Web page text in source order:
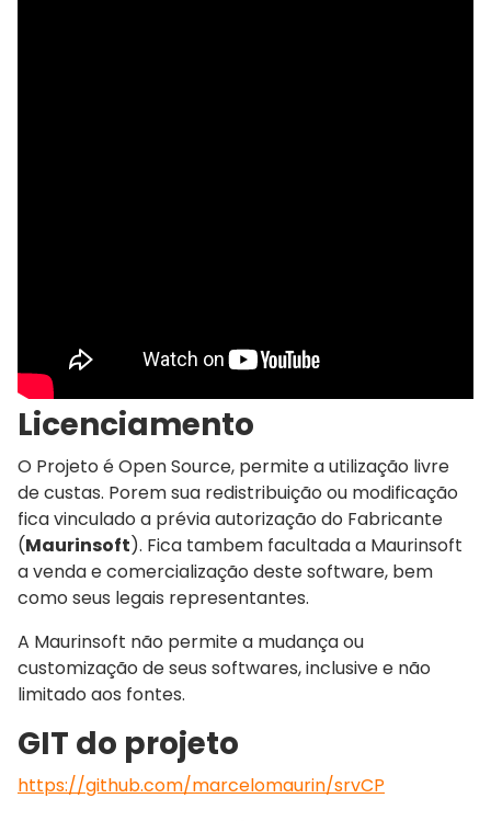
Licenciamento
O Projeto é Open Source, permite a utilização livre
de custas. Porem sua redistribuição ou modificação
fica vinculado a prévia autorização do Fabricante
(Maurinsoft). Fica tambem facultada a Maurinsoft
a venda e comercialização deste software, bem
como seus legais representantes.
A Maurinsoft não permite a mudança ou
customização de seus softwares, inclusive e não
limitado aos fontes.
GIT do projeto
https://github.com/marcelomaurin/srvCP